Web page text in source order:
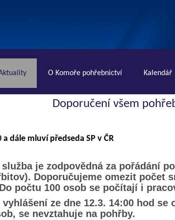
O Komoře pohřebnictví Kalendář
Doporučení všem
a dále mluví předseda SP v ČR
je zodpovědná za pořádání
Doporučujeme omezit počet
počtu 100 osob se počítají i
vyhlášení ze dne 12.3. 14:00 hod
se nevztahuje na pohřby.